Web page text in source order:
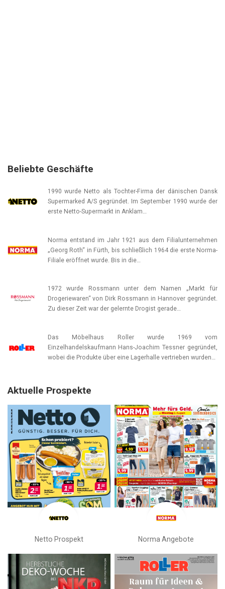
Beliebte Geschäfte
1990 wurde Netto als Tochter-Firma der dänischen Dansk
Supermarked A/S gegründet. Im September 1990 wurde der
erste Netto-Supermarkt in Anklam…
Norma entstand im Jahr 1921 aus dem Filialunternehmen
„Georg Roth“ in Fürth, bis schließlich 1964 die erste Norma-
Filiale eröffnet wurde. Bis in die…
1972 wurde Rossmann unter dem Namen „Markt für
Drogeriewaren“ von Dirk Rossmann in Hannover gegründet.
Zu dieser Zeit war der gelernte Drogist gerade…
Das Möbelhaus Roller wurde 1969 vom
Einzelhandelskaufmann Hans-Joachim Tessner gegründet,
wobei die Produkte über eine Lagerhalle vertrieben wurden…
Aktuelle Prospekte
Netto Prospekt Norma Angebote